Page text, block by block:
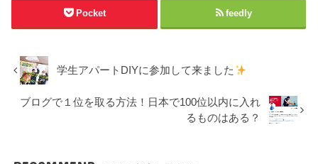
Pocket feedly
学生アパートDIYに参加して来ました
ブログで１位を取る方法！日本で100位以内に入れ
るものはある？